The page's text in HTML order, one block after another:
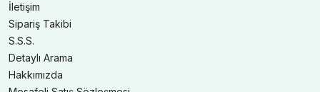
İletişim
Sipariş Takibi
S.S.S.
Detaylı Arama
Hakkımızda